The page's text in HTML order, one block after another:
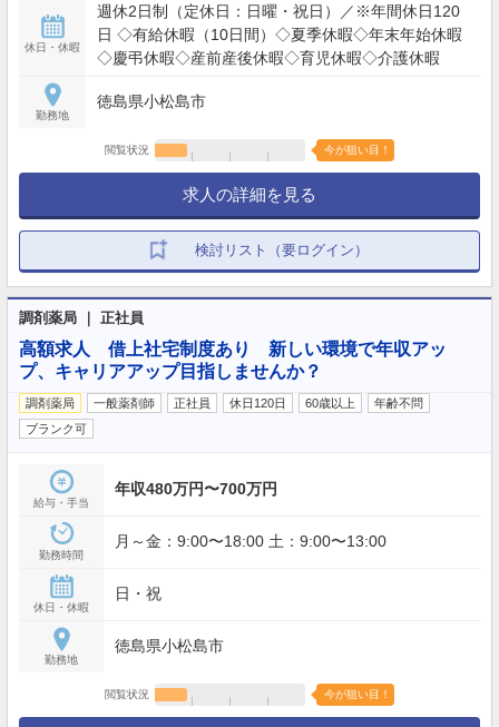
休日・休暇
週休2日制（定休日：日曜・祝日）／※年間休日120
日 ◇有給休暇（10日間）◇夏季休暇◇年末年始休暇
◇慶弔休暇◇産前産後休暇◇育児休暇◇介護休暇
勤務地
徳島県小松島市
閲覧状況 今が狙い目！
求人の詳細を見る
検討リスト（要ログイン）
調剤薬局 ｜ 正社員
高額求人 借上社宅制度あり 新しい環境で年収アッ
プ、キャリアアップ目指しませんか？
調剤薬局 一般薬剤師 正社員 休日120日 60歳以上
年齢不問
ブランク可
給与・手当
年収480万円〜700万円
勤務時間
月～金：9:00〜18:00 土：9:00〜13:00
休日・休暇
日・祝
勤務地
徳島県小松島市
閲覧状況 今が狙い目！